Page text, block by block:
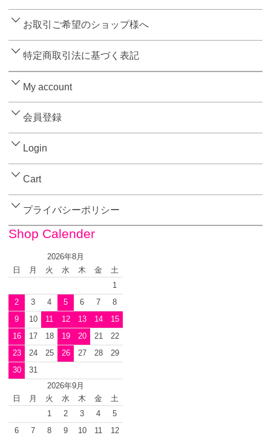
お取引ご希望のショップ様へ
特定商取引法に基づく表記
My account
会員登録
Login
Cart
プライバシーポリシー
Shop Calender
2026年8月
日
月 火 水 木 金
土
1
2
3 4 5 6 7
8
9
10 11 12 13 14
15
16
17 18 19 20 21
22
23
24 25 26 27 28
29
30
31
2026年9月
日
月 火 水 木 金
土
1
2 3 4
5
6
7 8 9 10 11 12